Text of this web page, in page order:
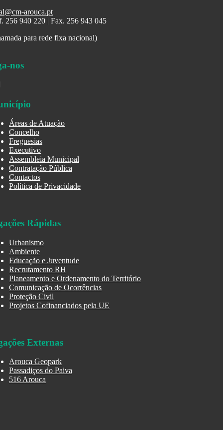
arouca.pt
256 940 220 | Fax. 256 943 045
para rede fixa nacional)
nos
Áreas de Atuação
Concelho
Freguesias
Executivo
Assembleia Municipal
Contratação Pública
Contactos
Política de Privacidade
Rápidas
Urbanismo
Ambiente
Educação e Juventude
Recrutamento RH
Planeamento e Ordenamento do Território
Comunicação de Ocorrências
Proteção Civil
Projetos Cofinanciados pela UE
Externas
Arouca Geopark
Passadiços do Paiva
516 Arouca